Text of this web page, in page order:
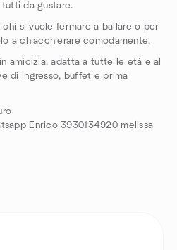
da gustare.
chi si vuole fermare a ballare o per
a chiacchierare comodamente.
amicizia, adatta a tutte le età e al
di ingresso, buffet e prima
Enrico 3930134920 melissa